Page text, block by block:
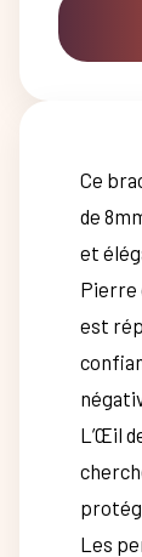
Ce
de
et
Pierre
est
L’Œil
Les